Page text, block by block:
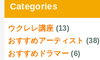
Categories
ウクレレ講座 (13)
おすすめアーティスト (38)
おすすめドラマー (6)